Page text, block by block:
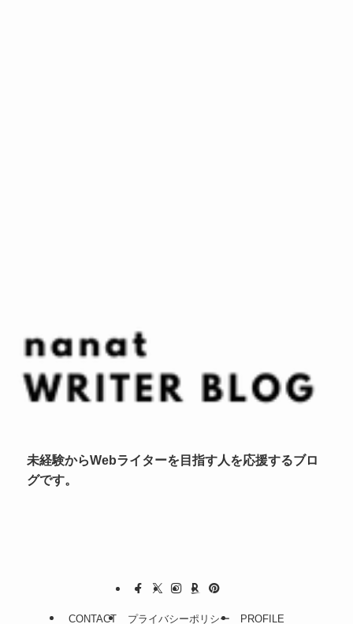
未経験からWebライターを目指す人を応援するブロ
グです。
CONTACT プライバシーポリシー PROFILE